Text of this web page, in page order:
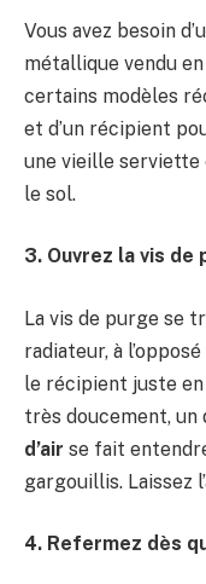
Vous avez besoin
métallique vendu
certains modèles
et d’un récipient
une vieille
le sol.
3. Ouvrez la vis de
La vis de purge se
radiateur, à
le récipient juste en
très doucement,
d’air se fait
gargouillis. Laissez
4. Refermez dès